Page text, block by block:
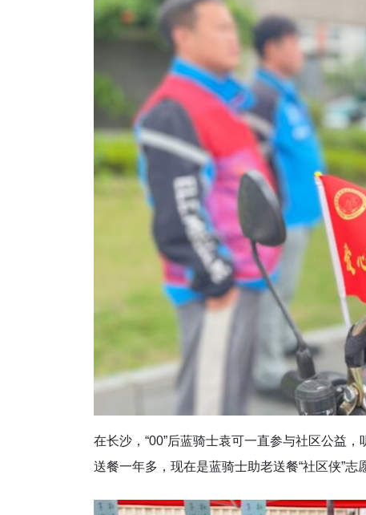
在长沙，“00”后蓝骑士袁可一直参与社区公益
送餐一年多，现在是蓝骑士助老送餐“社区侠”志